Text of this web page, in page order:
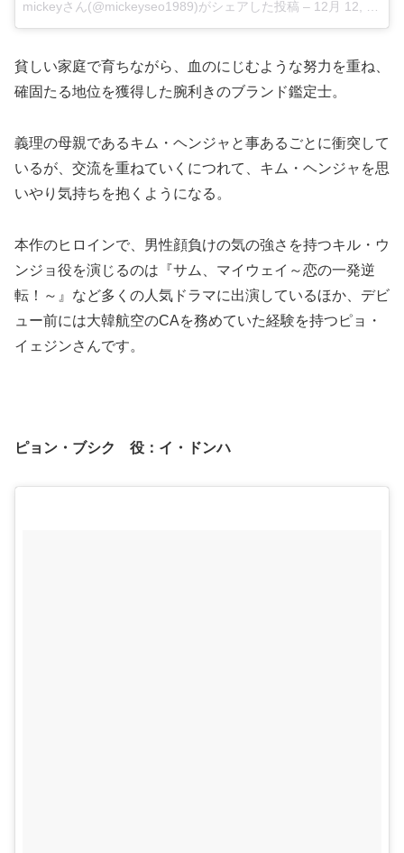
mickeyさん(@mickeyseo1989)がシェアした投稿 – 12月 12, 2017 at 8:08午後 PST
貧しい家庭で育ちながら、血のにじむような努力を重ね、
確固たる地位を獲得した腕利きのブランド鑑定士。
義理の母親であるキム・ヘンジャと事あるごとに衝突して
いるが、交流を重ねていくにつれて、キム・ヘンジャを思
いやり気持ちを抱くようになる。
本作のヒロインで、男性顔負けの気の強さを持つキル・ウ
ンジョ役を演じるのは『サム、マイウェイ～恋の一発逆
転！～』など多くの人気ドラマに出演しているほか、デビ
ュー前には大韓航空のCAを務めていた経験を持つピョ・
イェジンさんです。
ピョン・ブシク 役：イ・ドンハ